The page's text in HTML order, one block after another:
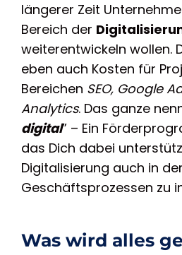
längerer Zeit
Bereich der
weiterentwickeln wollen.
eben auch Kosten für
Bereichen SEO, Google
Analytics. Das ganze
digital” – Ein
das Dich dabei
Digitalisierung auch in
Geschäftsprozessen zu
Was wird alles